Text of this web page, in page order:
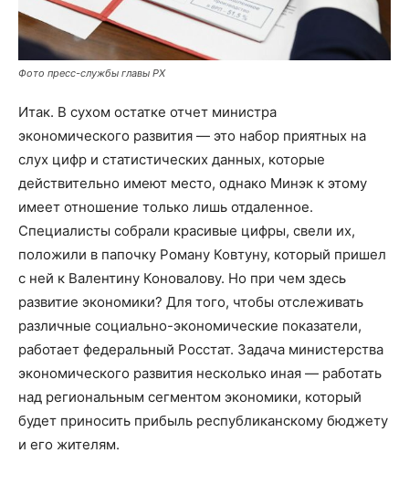
Фото пресс-службы главы РХ
Итак. В сухом остатке отчет министра
экономического развития — это набор приятных на
слух цифр и статистических данных, которые
действительно имеют место, однако Минэк к этому
имеет отношение только лишь отдаленное.
Специалисты собрали красивые цифры, свели их,
положили в папочку Роману Ковтуну, который пришел
с ней к Валентину Коновалову. Но при чем здесь
развитие экономики? Для того, чтобы отслеживать
различные социально-экономические показатели,
работает федеральный Росстат. Задача министерства
экономического развития несколько иная — работать
над региональным сегментом экономики, который
будет приносить прибыль республиканскому бюджету
и его жителям.